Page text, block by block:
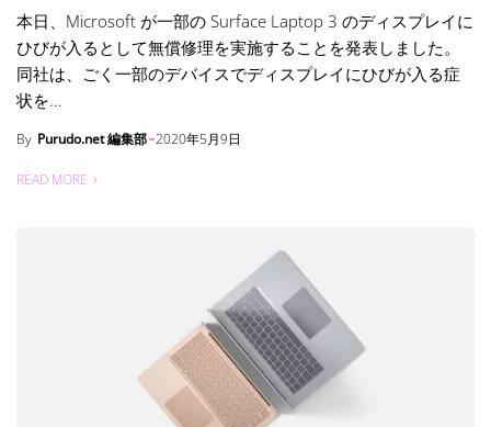
本日、Microsoft が一部の Surface Laptop 3 のディスプレイに
ひびが入るとして無償修理を実施することを発表しました。
同社は、ごく一部のデバイスでディスプレイにひびが入る症
状を...
By Purudo.net 編集部 2020年5月9日
READ MORE